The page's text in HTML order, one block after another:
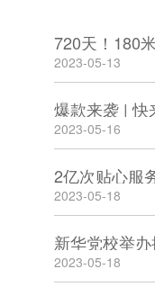
720天！180
2023-05-13
爆款来袭 | 快
2023-05-16
2亿次贴心服
2023-05-18
2023-05-18